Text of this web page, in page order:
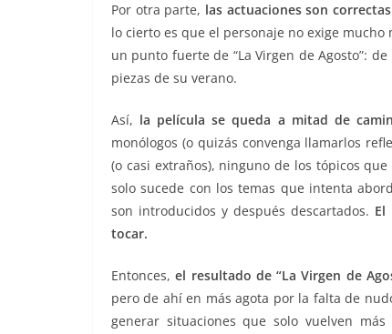
Por otra parte, las actuaciones son correctas
lo cierto es que el personaje no exige
un punto fuerte de “La Virgen de Agosto”:
piezas de su verano.
Así, la película se queda a mitad de
monólogos (o quizás convenga llamarlos
(o casi extraños), ninguno de los tópicos
solo sucede con los temas que intenta
son introducidos y después descartados. El
tocar.
Entonces,el resultado de “La Virgen de
pero de ahí en más agota por la falta de
generar situaciones que solo vuelven